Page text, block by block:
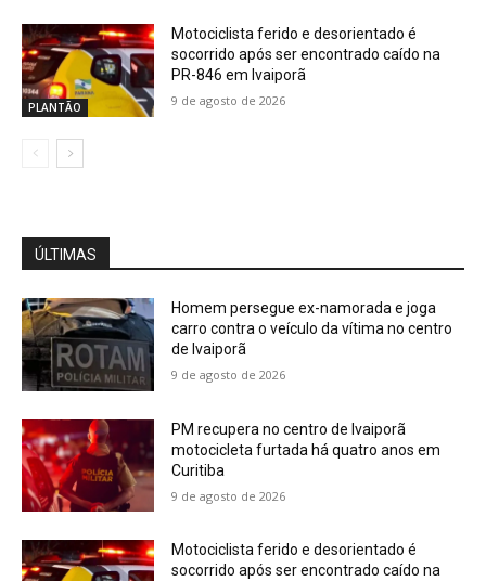
PLANTÃO
Motociclista ferido e desorientado é
socorrido após ser encontrado caído na
PR-846 em Ivaiporã
9 de agosto de 2026
ÚLTIMAS
Homem persegue ex-namorada e joga
carro contra o veículo da vítima no centro
de Ivaiporã
9 de agosto de 2026
PM recupera no centro de Ivaiporã
motocicleta furtada há quatro anos em
Curitiba
9 de agosto de 2026
Motociclista ferido e desorientado é
socorrido após ser encontrado caído na